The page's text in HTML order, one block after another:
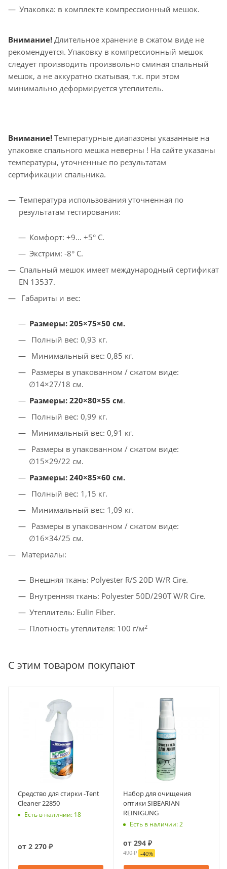
Упаковка: в комплекте компрессионный мешок.
Внимание! Длительное хранение в сжатом виде не
рекомендуется. Упаковку в компрессионный мешок
следует производить произвольно сминая спальный
мешок, а не аккуратно скатывая, т.к. при этом
минимально деформируется утеплитель.
Внимание! Температурные диапазоны указанные на
упаковке спального мешка неверны ! На сайте указаны
температуры, уточненные по результатам
сертификации спальника.
Температура использования уточненная по
результатам тестирования:
Комфорт: +9… +5° С.
Экстрим: -8° С.
Спальный мешок имеет международный сертификат
EN 13537.
Габариты и вес:
Размеры: 205×75×50 см.
Полный вес: 0,93 кг.
Минимальный вес: 0,85 кг.
Размеры в упакованном / сжатом виде:
∅14×27/18 см.
Размеры: 220×80×55 см.
Полный вес: 0,99 кг.
Минимальный вес: 0,91 кг.
Размеры в упакованном / сжатом виде:
∅15×29/22 см.
Размеры: 240×85×60 см.
Полный вес: 1,15 кг.
Минимальный вес: 1,09 кг.
Размеры в упакованном / сжатом виде:
∅16×34/25 см.
Материалы:
Внешняя ткань: Polyester R/S 20D W/R Cire.
Внутренняя ткань: Polyester 50D/290T W/R Cire.
Утеплитель: Eulin Fiber.
Плотность утеплителя: 100 г/м2
С этим товаром покупают
Средство для стирки -Tent
Cleaner 22850
Есть в наличии: 18
от 2 270 ₽
Набор для очищения
оптики SIBEARIAN
REINIGUNG
Есть в наличии: 2
от 294 ₽
490 ₽ -40%